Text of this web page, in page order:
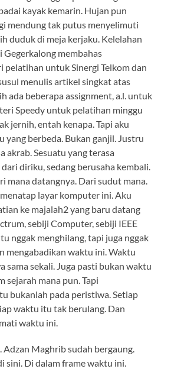
kayak kemarin. Hujan pun
mendung tak putus menyelimuti
duduk di meja kerjaku. Kelelahan
Gegerkalong membahas
pelatihan untuk Sinergi Telkom dan
menulis artikel singkat atas
ada beberapa assignment, a.l. untuk
Speedy untuk pelatihan minggu
jernih, entah kenapa. Tapi aku
yang berbeda. Bukan ganjil. Justru
akrab. Sesuatu yang terasa
diriku, sedang berusaha kembali.
mana datangnya. Dari sudut mana.
layar komputer ini. Aku
ke majalah2 yang baru datang
sebiji Computer, sebiji IEEE
nggak menghilang, tapi juga nggak
mengabadikan waktu ini. Waktu
sama sekali. Juga pasti bukan waktu
sejarah mana pun. Tapi
bukanlah pada peristiwa. Setiap
waktu itu tak berulang. Dan
waktu ini.
Adzan Maghrib sudah bergaung.
sini. Di dalam frame waktu ini.